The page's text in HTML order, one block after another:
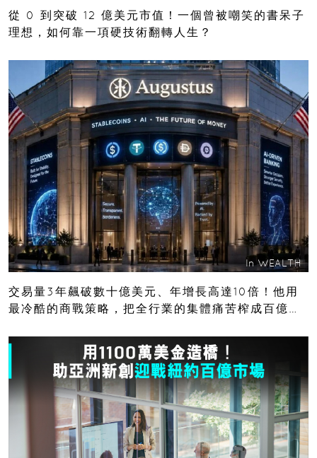
從 0 到突破 12 億美元市值！一個曾被嘲笑的書呆子
理想，如何靠一項硬技術翻轉人生？
In WEALTH
交易量3年飆破數十億美元、年增長高達10倍！他用
最冷酷的商戰策略，把全行業的集體痛苦榨成百億金